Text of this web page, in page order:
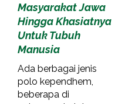
Masyarakat Jawa
Hingga Khasiatnya
Untuk Tubuh
Manusia
Ada berbagai jenis
polo kependhem,
beberapa di